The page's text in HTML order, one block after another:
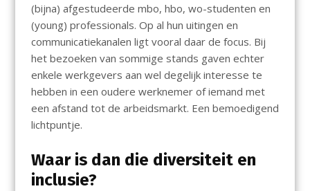
(bijna) afgestudeerde mbo, hbo, wo-studenten en
(young) professionals. Op al hun uitingen en
communicatiekanalen ligt vooral daar de focus. Bij
het bezoeken van sommige stands gaven echter
enkele werkgevers aan wel degelijk interesse te
hebben in een oudere werknemer of iemand met
een afstand tot de arbeidsmarkt. Een bemoedigend
lichtpuntje.
Waar is dan die diversiteit en
inclusie?